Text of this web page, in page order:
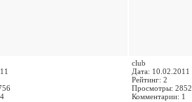
club
Дата: 10.02.2011
Рейтинг: 2
Просмотры: 2852
Комментарии: 1